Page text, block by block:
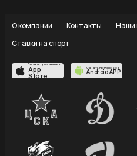
О компании Контакты Наши
Ставки на спорт
Скачать приложение в
App
Store
Скачать приложение в
Android APP